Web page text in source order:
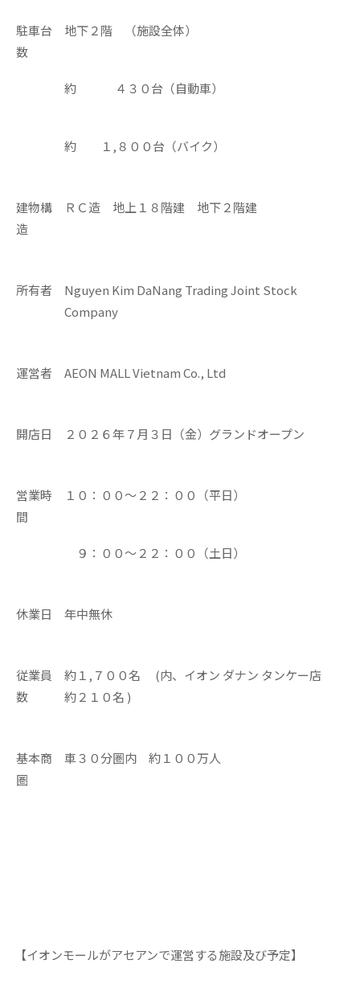
駐車台
数
地下２階 （施設全体）
約 ４３０台（自動車）
約 １,８００台（バイク）
建物構
造
ＲＣ造 地上１８階建 地下２階建
所有者
Nguyen Kim DaNang Trading Joint Stock
Company
運営者 AEON MALL Vietnam Co., Ltd
開店日 ２０２６年７月３日（金）グランドオープン
営業時
間
１０：００～２２：００（平日）
９：００～２２：００（土日）
休業日 年中無休
従業員
数
約１,７００名 (内、イオン ダナン タンケー店
約２１０名 )
基本商
圏
車３０分圏内 約１００万人
【イオンモールがアセアンで運営する施設及び予定】